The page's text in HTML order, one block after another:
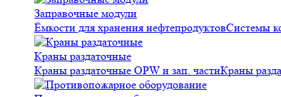
Заправочные модули
Ёмкости для хранения нефтепродуктовСистемы
Краны раздаточные
Краны раздаточные OPW и зап. частиКраны